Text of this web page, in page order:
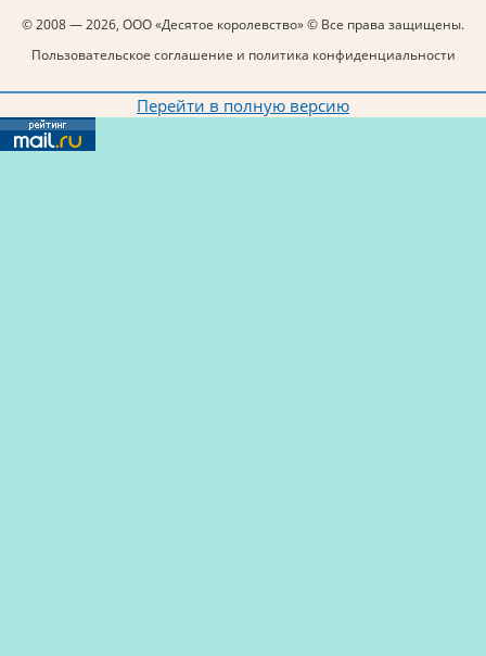
© 2008 — 2026, ООО «Десятое королевство» © Все права защищены.
Пользовательское соглашение и политика конфиденциальности
Перейти в полную версию